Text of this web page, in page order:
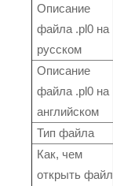
Описание
файла .pl0 на
русском
Описание
файла .pl0 на
английском
Тип файла
Как, чем
открыть файл